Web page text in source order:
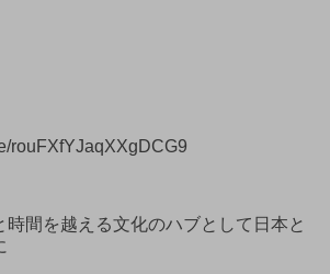
間を越える文化のハブとして日本と